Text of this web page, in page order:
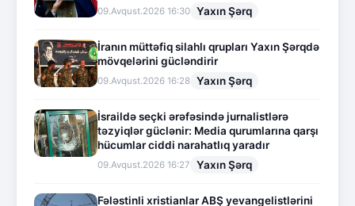
09.Avqust.2026 16:30 Yaxın Şərq
İranın müttəfiq silahlı qrupları Yaxın Şərqdə
mövqelərini gücləndirir
09.Avqust.2026 16:28 Yaxın Şərq
İsraildə seçki ərəfəsində jurnalistlərə
təzyiqlər güclənir: Media qurumlarına qarşı
hücumlar ciddi narahatlıq yaradır
09.Avqust.2026 16:27 Yaxın Şərq
Fələstinli xristianlar ABŞ yevangelistlərini